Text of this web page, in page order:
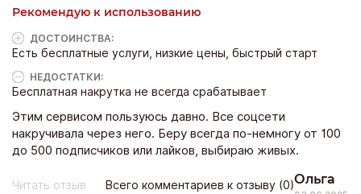
Рекомендую к использованию
ДОСТОИНCТВА:
Есть бесплатные услуги, низкие цены, быстрый старт
НЕДОСТАТКИ:
Бесплатная накрутка не всегда срабатывает
Этим сервисом пользуюсь давно. Все соцсети
накручивала через него. Беру всегда по-немногу от 100
до 500 подписчиков или лайков, выбираю живых.
Читать отзыв Всего комментариев к отзыву (0)Ольга